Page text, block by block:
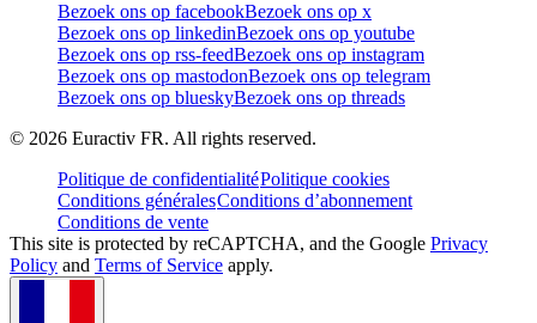
Bezoek ons op facebookBezoek ons op x
Bezoek ons op linkedinBezoek ons op youtube
Bezoek ons op rss-feedBezoek ons op instagram
Bezoek ons op mastodonBezoek ons op telegram
Bezoek ons op blueskyBezoek ons op threads
© 2026 Euractiv FR. All rights reserved.
Politique de confidentialitéPolitique cookies
Conditions généralesConditions d’abonnement
Conditions de vente
This site is protected by reCAPTCHA, and the Google Privacy
Policy and Terms of Service apply.